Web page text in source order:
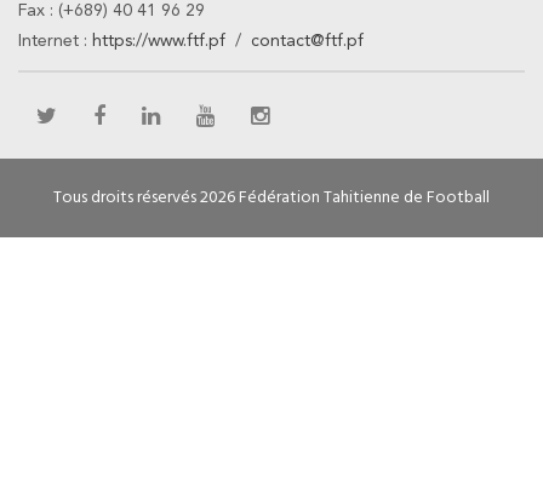
Fax : (+689) 40 41 96 29
Internet : https://www.ftf.pf / contact@ftf.pf
Tous droits réservés 2026 Fédération Tahitienne de Football